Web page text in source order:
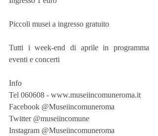
Piccoli musei a ingresso gratuito
Tutti i week-end di aprile in programma
eventi e concerti
Info
Tel 060608 - www.museiincomuneroma.it
Facebook @Museiincomuneroma
Twitter @museiincomune
Instagram @Museiincomuneroma